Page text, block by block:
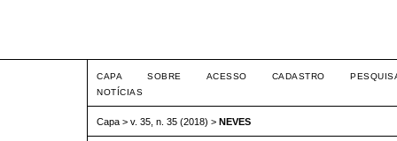
CAPA SOBRE ACESSO CADASTRO
NOTÍCIAS
Capa > v. 35, n. 35 (2018) > NEVES